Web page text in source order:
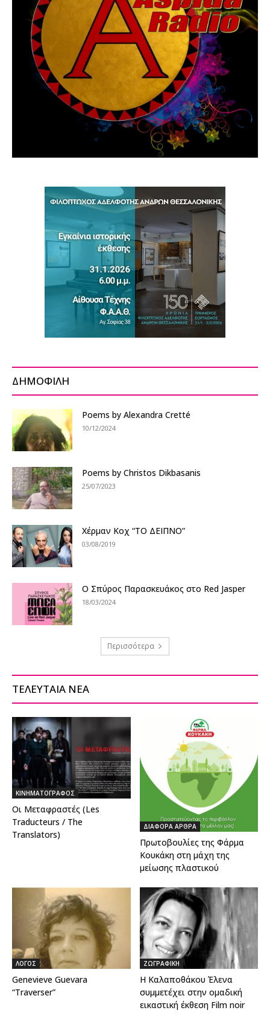
ΔΗΜΟΦΙΛΗ
Poems by Alexandra Cretté
10/12/2024
Poems by Christos Dikbasanis
25/07/2023
Χέρμαν Κοχ “ΤΟ ΔΕΙΠΝΟ”
03/08/2019
Ο Σπύρος Παρασκευάκος στο Red Jasper
18/03/2024
Περισσότερα
ΤΕΛΕΥΤΑΙΑ ΝΕΑ
ΚΙΝΗΜΑΤΟΓΡΑΦΟΣ
Οι Μεταφραστές (Les
Traducteurs / The
Translators)
ΔΙΑΦΟΡΑ ΑΡΘΡΑ
Πρωτοβουλίες της Φάρμα
Κουκάκη στη μάχη της
μείωσης πλαστικού
ΛΟΓΟΣ
Genevieve Guevara
“Traverser”
ΖΩΓΡΑΦΙΚΗ
Η Καλαποθάκου Έλενα
συμμετέχει στην ομαδική
εικαστική έκθεση Film noir